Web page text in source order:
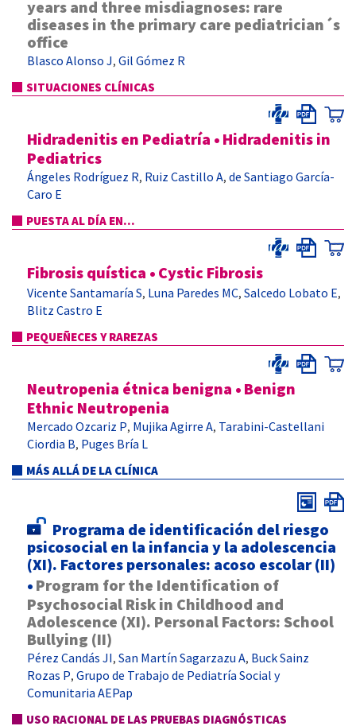
years and three misdiagnoses: rare
diseases in the primary care pediatrician´s
office
Blasco Alonso J, Gil Gómez R
SITUACIONES CLÍNICAS
Hidradenitis en Pediatría • Hidradenitis in
Pediatrics
Ángeles Rodríguez R, Ruiz Castillo A, de Santiago García-
Caro E
PUESTA AL DÍA EN...
Fibrosis quística • Cystic Fibrosis
Vicente Santamaría S, Luna Paredes MC, Salcedo Lobato E,
Blitz Castro E
PEQUEÑECES Y RAREZAS
Neutropenia étnica benigna • Benign
Ethnic Neutropenia
Mercado Ozcariz P, Mujika Agirre A, Tarabini-Castellani
Ciordia B, Puges Bría L
MÁS ALLÁ DE LA CLÍNICA
Programa de identificación del riesgo
psicosocial en la infancia y la adolescencia
(XI). Factores personales: acoso escolar (II)
• Program for the Identification of
Psychosocial Risk in Childhood and
Adolescence (XI). Personal Factors: School
Bullying (II)
Pérez Candás JI, San Martín Sagarzazu A, Buck Sainz
Rozas P, Grupo de Trabajo de Pediatría Social y
Comunitaria AEPap
USO RACIONAL DE LAS PRUEBAS DIAGNÓSTICAS